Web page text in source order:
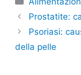
Prostatite:
Psoriasi:
della pelle